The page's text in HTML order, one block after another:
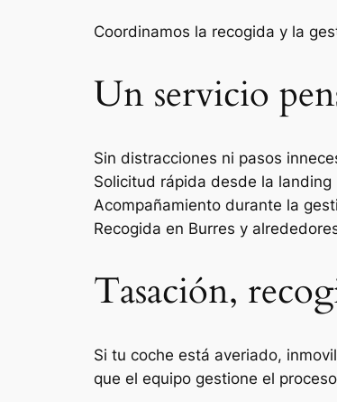
Coordinamos la recogida y la
Un servicio
Sin distracciones ni pasos
Solicitud rápida desde la landing
Acompañamiento durante la
Recogida en Burres y
Tasación,
Si tu coche está averiado,
que el equipo gestione el